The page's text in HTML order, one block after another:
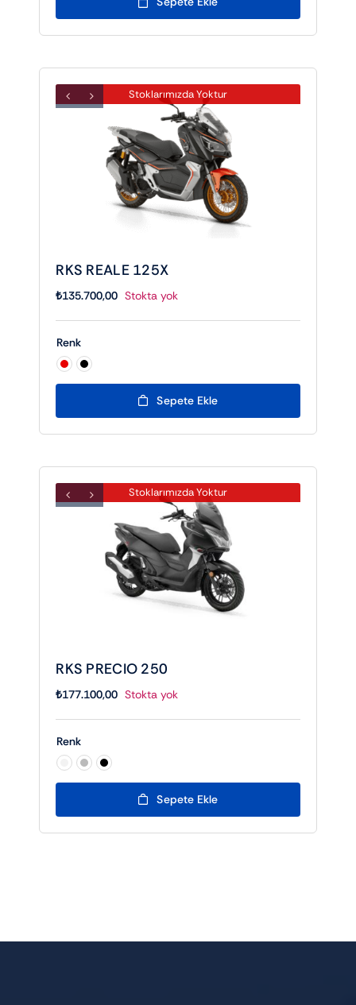
Stoklarımızda Yoktur
RKS REALE 125X
₺135.700,00 Stokta yok
Renk
Sepete Ekle
Stoklarımızda Yoktur
RKS PRECIO 250
₺177.100,00 Stokta yok
Renk
Sepete Ekle